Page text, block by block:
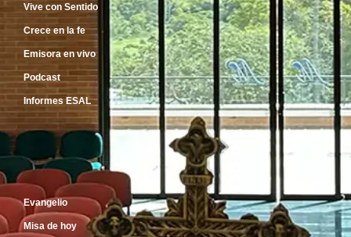
Vive con Sentido
Crece en la fe
Emisora en vivo
Podcast
Informes ESAL
Inicio
Evangelio
Misa de hoy